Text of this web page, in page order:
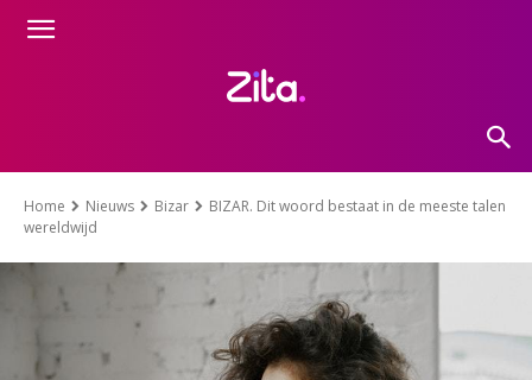
Home Nieuws Bizar
BIZAR. Dit woord bestaat in de meeste talen
wereldwijd